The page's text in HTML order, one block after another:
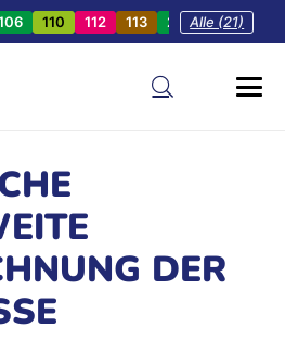
110 112 113 201 202
Alle (21)
DER